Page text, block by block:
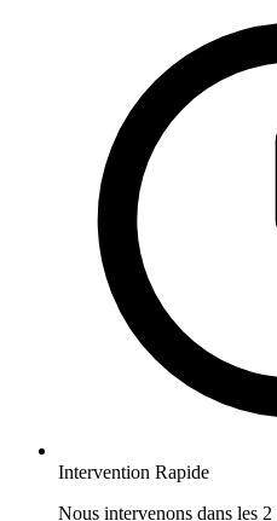
Intervention Rapide
Nous intervenons dans les